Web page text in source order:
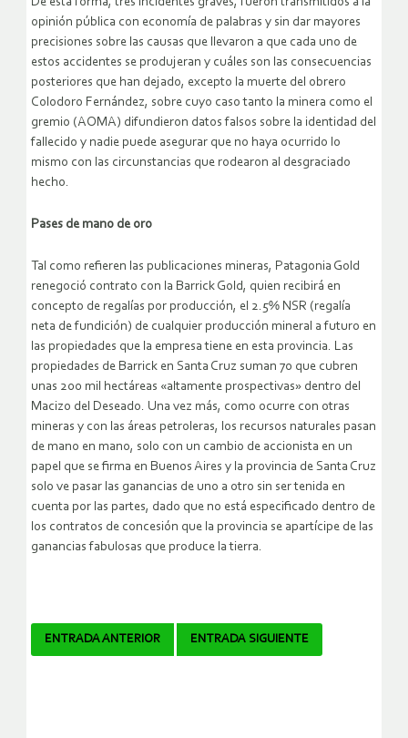
opinión pública con economía de palabras y sin dar mayores
precisiones sobre las causas que llevaron a que cada uno de
estos accidentes se produjeran y cuáles son las consecuencias
posteriores que han dejado, excepto la muerte del obrero
Colodoro Fernández, sobre cuyo caso tanto la minera como el
gremio (AOMA) difundieron datos falsos sobre la identidad del
fallecido y nadie puede asegurar que no haya ocurrido lo
mismo con las circunstancias que rodearon al desgraciado
hecho.
Pases de mano de oro
Tal como refieren las publicaciones mineras, Patagonia Gold
renegoció contrato con la Barrick Gold, quien recibirá en
concepto de regalías por producción, el 2.5% NSR (regalía
neta de fundición) de cualquier producción mineral a futuro en
las propiedades que la empresa tiene en esta provincia. Las
propiedades de Barrick en Santa Cruz suman 70 que cubren
unas 200 mil hectáreas «altamente prospectivas» dentro del
Macizo del Deseado. Una vez más, como ocurre con otras
mineras y con las áreas petroleras, los recursos naturales pasan
de mano en mano, solo con un cambio de accionista en un
papel que se firma en Buenos Aires y la provincia de Santa Cruz
solo ve pasar las ganancias de uno a otro sin ser tenida en
cuenta por las partes, dado que no está especificado dentro de
los contratos de concesión que la provincia se apartícipe de las
ganancias fabulosas que produce la tierra.
Navegador
ENTRADA ANTERIOR ENTRADA SIGUIENTE